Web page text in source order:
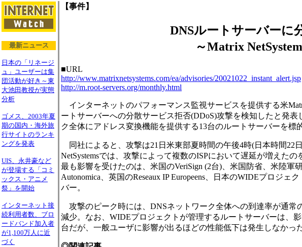
最新ニュース
日本の「リネージ
ュ」ユーザーは集
団活動が好き～東
大池田教授が実態
分析
ゴメス、2003年夏
期の国内・海外旅
行サイトのランキ
ングを発表
UIS、永井豪など
が登場する「コミ
ックス・アニメ
祭」を開始
インターネット接
続利用者数、ブロ
ードバンド加入者
が1,100万人に近
づく
【事件】
DNSルートサーバーに
～Matrix
■URL
http://www.matrixnetsystems.com/ea/advisories/20021022_instant_alert.jsp
http://m.root-servers.org/monthly.html
インターネットのパフォーマンス監視サービスを提供する米
ートサーバーへの分散サービス拒否(DDoS)攻撃を検知したと発表
ク全体にアドレス変換機能を提供する13台のルートサーバーを標
同社によると、攻撃は21日米東部夏時間の午後4時(日本時間22
NetSystemsでは、攻撃によって複数のISPにおいて遅延が増えた
最も影響を受けたのは、米国のVeriSign (2台)、米国防省、米陸軍
Autonomica、英国のReseaux IP Europeens、日本のWIDEプロジェ
バー。
攻撃のピーク時には、DNSネットワーク全体への到達率が通常
減少。なお、WIDEプロジェクトが管理するルートサーバーは、
台だが、一般ユーザに影響が出るほどの性能低下は発生しなかった